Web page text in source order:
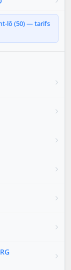
lô (50) — tarifs